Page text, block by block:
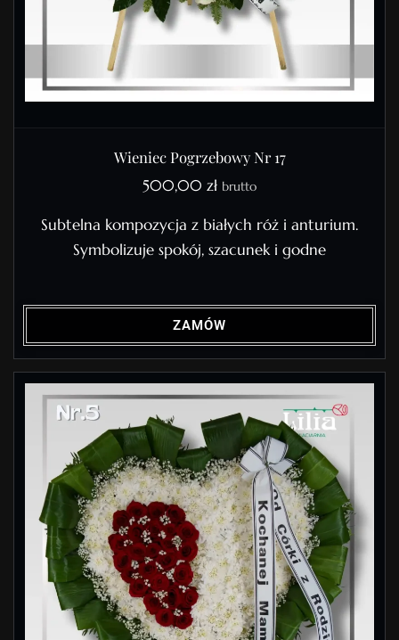
Wieniec Pogrzebowy Nr 17
500,00 zł brutto
Subtelna kompozycja z białych róż i anturium.
Symbolizuje spokój, szacunek i godne
ZAMÓW